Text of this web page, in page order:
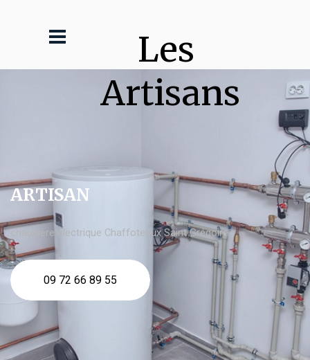
Les
Artisans
ARTISAN
chaudière électrique Chaffoteaux Saint Grégoire
09 72 66 89 55